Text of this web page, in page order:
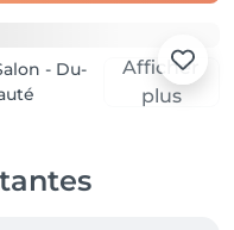
Afficher
plus